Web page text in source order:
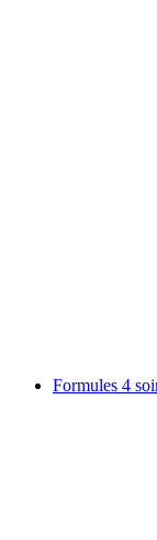
Formules 4